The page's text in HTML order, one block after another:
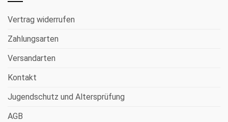
Vertrag widerrufen
Zahlungsarten
Versandarten
Kontakt
Jugendschutz und Altersprüfung
AGB